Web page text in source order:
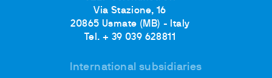
Via Stazione, 16
20865 Usmate (MB) - Italy
Tel. + 39 039 628811
International subsidiaries